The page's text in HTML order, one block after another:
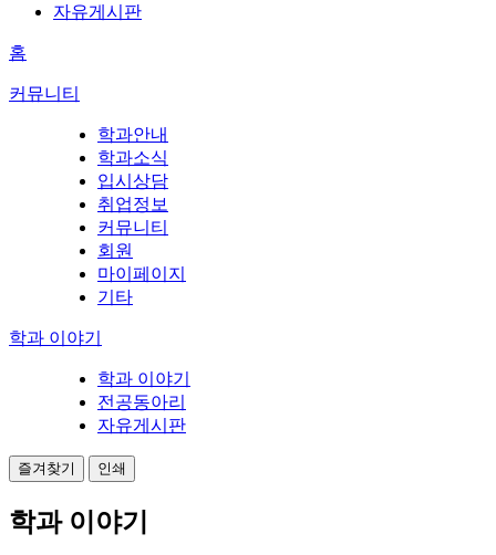
자유게시판
홈
커뮤니티
학과안내
학과소식
입시상담
취업정보
커뮤니티
회원
마이페이지
기타
학과 이야기
학과 이야기
전공동아리
자유게시판
즐겨찾기 인쇄
학과 이야기